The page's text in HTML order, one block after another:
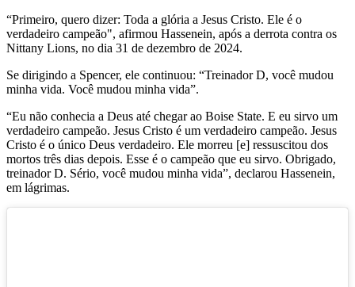
“Primeiro, quero dizer: Toda a glória a Jesus Cristo. Ele é o
verdadeiro campeão", afirmou Hassenein, após a derrota contra os
Nittany Lions, no dia 31 de dezembro de 2024.
Se dirigindo a Spencer, ele continuou: “Treinador D, você mudou
minha vida. Você mudou minha vida”.
“Eu não conhecia a Deus até chegar ao Boise State. E eu sirvo um
verdadeiro campeão. Jesus Cristo é um verdadeiro campeão. Jesus
Cristo é o único Deus verdadeiro. Ele morreu [e] ressuscitou dos
mortos três dias depois. Esse é o campeão que eu sirvo. Obrigado,
treinador D. Sério, você mudou minha vida”, declarou Hassenein,
em lágrimas.